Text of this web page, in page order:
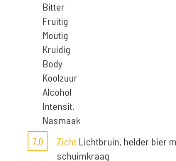
Bitter
Fruitig
Moutig
Kruidig
Body
Koolzuur
Alcohol
Intensit.
Nasmaak
7,0
Zicht Lichtbruin, helder bier
schuimkraag